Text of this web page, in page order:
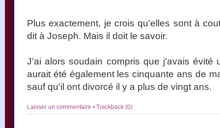
Plus exactement, je crois qu'elles sont à
dit à Joseph. Mais il doit le savoir.
J'ai alors soudain compris que j'avais évité
aurait été également les cinquante ans de
sauf qu'il ont divorcé il y a plus de vingt ans.
Laisser un commentaire • Trackback (0)